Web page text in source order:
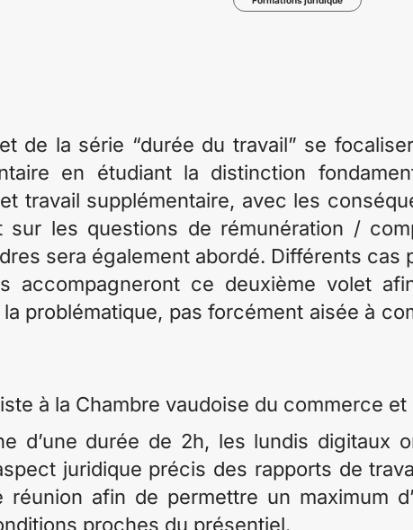
de la série “durée du travail” se
en étudiant la distinction
travail supplémentaire, avec les
sur les questions de rémunération /
sera également abordé. Différents cas
accompagneront ce deuxième volet
problématique, pas forcément aisée à
à la Chambre vaudoise du commerce et
d’une durée de 2h, les lundis digitaux
juridique précis des rapports de
réunion afin de permettre un maximum
proches du présentiel.